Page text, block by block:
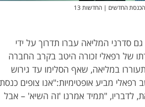
הכנסת החדשים | החדשות 13
סדרני המליאה עברו תדרוך על ידי
של רפאלי זכורה היטב בקרב החברה
במליאה, שאף הסלימו עד גירוש
מביע אופטימיות:"אנו צופים כנסת
לדבריו, "תמיד אמרנו 'זה השיא' – אבל